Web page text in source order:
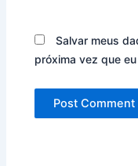
Salvar meus
próxima vez que